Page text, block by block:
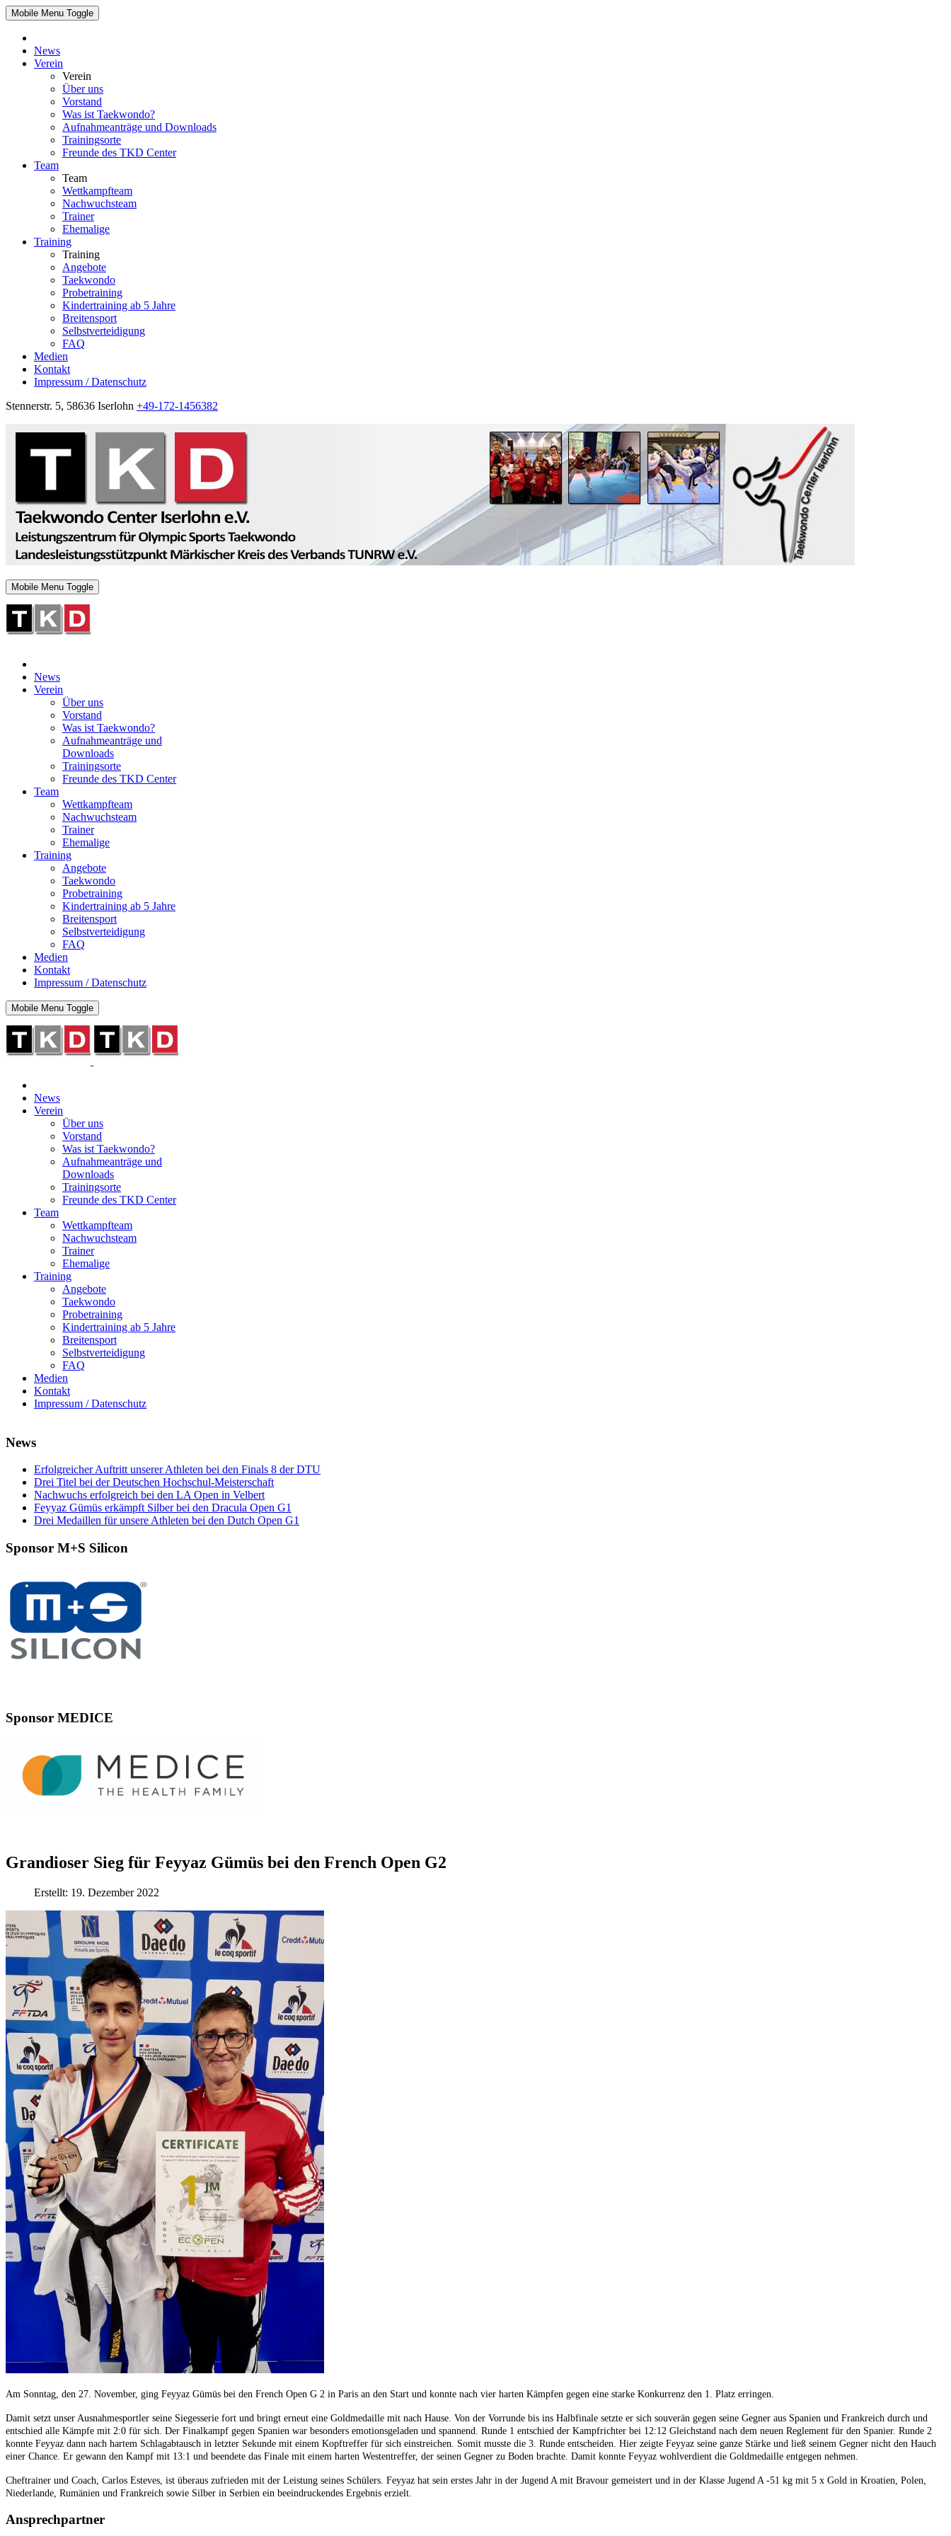
Mobile Menu Toggle
News
Verein
Verein
Über uns
Vorstand
Was ist Taekwondo?
Aufnahmeanträge und Downloads
Trainingsorte
Freunde des TKD Center
Team
Team
Wettkampfteam
Nachwuchsteam
Trainer
Ehemalige
Training
Training
Angebote
Taekwondo
Probetraining
Kindertraining ab 5 Jahre
Breitensport
Selbstverteidigung
FAQ
Medien
Kontakt
Impressum / Datenschutz
Stennerstr. 5, 58636 Iserlohn +49-172-1456382
Mobile Menu Toggle
News
Verein
Über uns
Vorstand
Was ist Taekwondo?
Aufnahmeanträge und
Downloads
Trainingsorte
Freunde des TKD Center
Team
Wettkampfteam
Nachwuchsteam
Trainer
Ehemalige
Training
Angebote
Taekwondo
Probetraining
Kindertraining ab 5 Jahre
Breitensport
Selbstverteidigung
FAQ
Medien
Kontakt
Impressum / Datenschutz
Mobile Menu Toggle
News
Verein
Über uns
Vorstand
Was ist Taekwondo?
Aufnahmeanträge und
Downloads
Trainingsorte
Freunde des TKD Center
Team
Wettkampfteam
Nachwuchsteam
Trainer
Ehemalige
Training
Angebote
Taekwondo
Probetraining
Kindertraining ab 5 Jahre
Breitensport
Selbstverteidigung
FAQ
Medien
Kontakt
Impressum / Datenschutz
News
Erfolgreicher Auftritt unserer Athleten bei den Finals 8 der DTU
Drei Titel bei der Deutschen Hochschul-Meisterschaft
Nachwuchs erfolgreich bei den LA Open in Velbert
Feyyaz Gümüs erkämpft Silber bei den Dracula Open G1
Drei Medaillen für unsere Athleten bei den Dutch Open G1
Sponsor M+S Silicon
Sponsor MEDICE
Grandioser Sieg für Feyyaz Gümüs bei den French Open G2
Erstellt: 19. Dezember 2022
Am Sonntag, den 27. November, ging Feyyaz Gümüs bei den French Open G 2 in Paris an den Start und konnte nach vier harten Kämpfen gegen eine starke Konkurrenz den 1. Platz erringen.
Damit setzt unser Ausnahmesportler seine Siegesserie fort und bringt erneut eine Goldmedaille mit nach Hause. Von der Vorrunde bis ins Halbfinale setzte er sich souverän gegen seine Gegner aus Spanien und Frankreich durch und
entschied alle Kämpfe mit 2:0 für sich. Der Finalkampf gegen Spanien war besonders emotionsgeladen und spannend. Runde 1 entschied der Kampfrichter bei 12:12 Gleichstand nach dem neuen Reglement für den Spanier. Runde 2
konnte Feyyaz dann nach hartem Schlagabtausch in letzter Sekunde mit einem Kopftreffer für sich einstreichen. Somit musste die 3. Runde entscheiden. Hier zeigte Feyyaz seine ganze Stärke und ließ seinem Gegner nicht den Hauch
einer Chance. Er gewann den Kampf mit 13:1 und beendete das Finale mit einem harten Westentreffer, der seinen Gegner zu Boden brachte. Damit konnte Feyyaz wohlverdient die Goldmedaille entgegen nehmen.
Cheftrainer und Coach, Carlos Esteves, ist überaus zufrieden mit der Leistung seines Schülers. Feyyaz hat sein erstes Jahr in der Jugend A mit Bravour gemeistert und in der Klasse Jugend A -51 kg mit 5 x Gold in Kroatien, Polen,
Niederlande, Rumänien und Frankreich sowie Silber in Serbien ein beeindruckendes Ergebnis erzielt.
Ansprechpartner